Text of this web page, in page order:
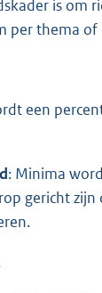
is om
per thema
een
: Minima
gericht